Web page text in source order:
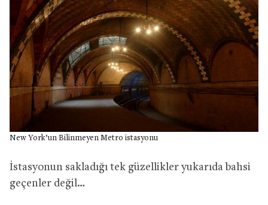
New York’un Bilinmeyen Metro istasyonu
İstasyonun sakladığı tek güzellikler yukarıda bahsi
geçenler değil…